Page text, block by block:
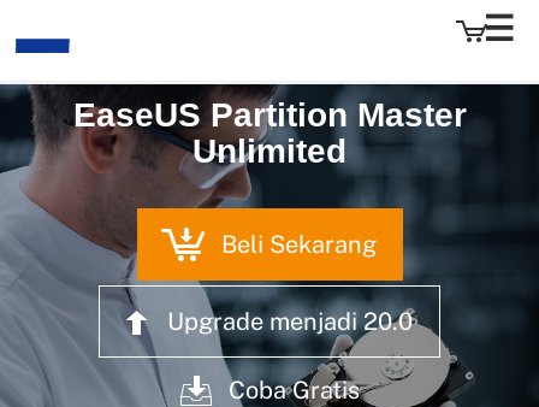
EaseUS
EaseUS Partition Master
Unlimited
Beli Sekarang
Upgrade menjadi20.0
Coba Gratis